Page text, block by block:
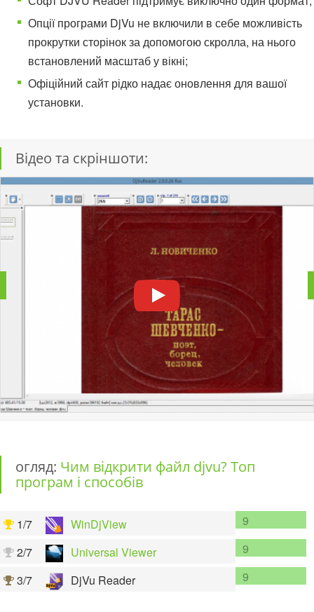
Опції програми DjVu не включили в себе можливість
прокрутки сторінок за допомогою скролла, на нього
встановлений масштаб у вікні;
Офіційний сайт рідко надає оновлення для вашої
установки.
Відео та скріншоти:
огляд: Чим відкрити файл djvu? Топ
програм і способів
1/7
WinDjView
2/7
Universal Viewer
3/7
DjVu Reader
9
9
9